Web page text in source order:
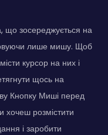
зосереджується на
лише мишу. Щоб
курсор на них і
щось на
Кнопку Миші перед
хочеш розмістити
і заробити